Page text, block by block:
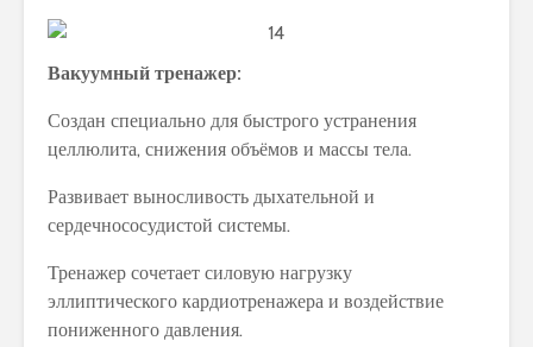
Вакуумный тренажер:
Создан специально для быстрого устранения
целлюлита, снижения объёмов и массы тела.
Развивает выносливость дыхательной и
сердечнососудистой системы.
Тренажер сочетает силовую нагрузку
эллиптического кардиотренажера и воздействие
пониженного давления.